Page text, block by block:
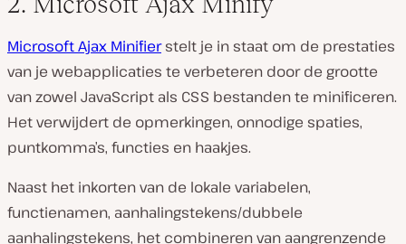
Microsoft Ajax Minifierstelt je in staat om de prestaties
van je webapplicaties te verbeteren door de grootte
van zowel JavaScript als CSS bestanden te minificeren.
Het verwijdert de opmerkingen, onnodige spaties,
puntkomma’s, functies en haakjes.
Naast het inkorten van de lokale variabelen,
functienamen, aanhalingstekens/dubbele
aanhalingstekens, het combineren van aangrenzende